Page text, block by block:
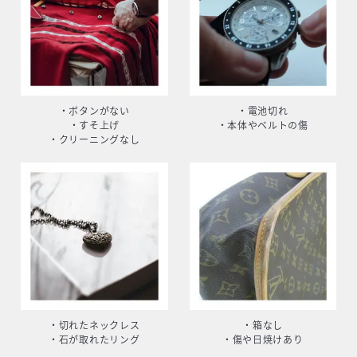
・ボタンがない
・すそ上げ
・クリーニングなし
・電池切れ
・本体やベルトの傷
・切れたネックレス
・石が取れたリング
・箱なし
・傷や日焼けあり